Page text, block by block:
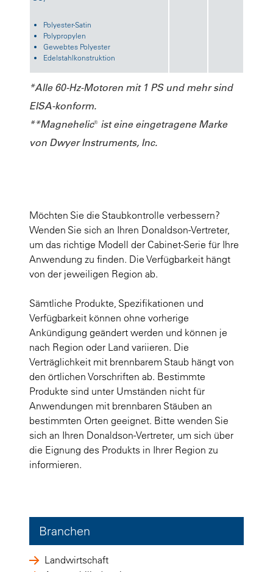
Polyester-Satin
Polypropylen
Gewebtes Polyester
Edelstahlkonstruktion
*Alle 60-Hz-Motoren mit 1 PS und mehr sind
EISA-konform.
**Magnehelic® ist eine eingetragene Marke
von Dwyer Instruments, Inc.
Möchten Sie die Staubkontrolle verbessern?
Wenden Sie sich an Ihren Donaldson-Vertreter,
um das richtige Modell der Cabinet-Serie für Ihre
Anwendung zu finden. Die Verfügbarkeit hängt
von der jeweiligen Region ab.
Sämtliche Produkte, Spezifikationen und
Verfügbarkeit können ohne vorherige
Ankündigung geändert werden und können je
nach Region oder Land variieren. Die
Verträglichkeit mit brennbarem Staub hängt von
den örtlichen Vorschriften ab. Bestimmte
Produkte sind unter Umständen nicht für
Anwendungen mit brennbaren Stäuben an
bestimmten Orten geeignet. Bitte wenden Sie
sich an Ihren Donaldson-Vertreter, um sich über
die Eignung des Produkts in Ihrer Region zu
informieren.
Branchen
Landwirtschaft